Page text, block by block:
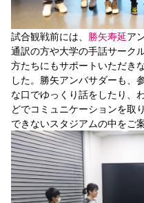
よくある質問
よくある質問
関連団体/施設
長居公園 セレッソフットサル
セレッソスポーツパーク舞洲
セレッソ大阪アカデミー 子供
大人のサッカースクール その
試合観戦前には、 勝矢寿延ア
通訳の方や大学の手話サーク
方たちにもサポートいただき
した。勝矢アンバサダーも、
な口でゆっくり話をしたり、
どでコミュニケーションを取
できないスタジアムの中をご